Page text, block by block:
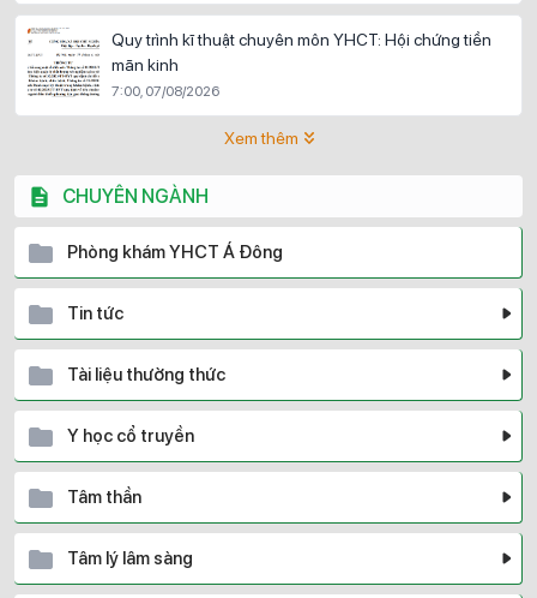
Quy trình kĩ thuật chuyên môn YHCT: Hội chứng tiền
mãn kinh
7:00, 07/08/2026
Xem thêm
CHUYÊN NGÀNH
Phòng khám YHCT Á Đông
Tin tức
Tài liệu thường thức
Y học cổ truyền
Tâm thần
Tâm lý lâm sàng